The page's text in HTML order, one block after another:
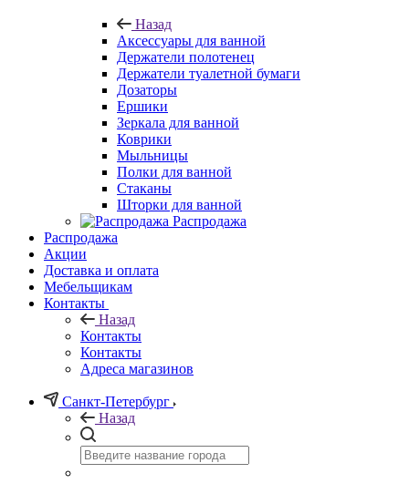
Назад
Аксессуары для ванной
Держатели полотенец
Держатели туалетной бумаги
Дозаторы
Ершики
Зеркала для ванной
Коврики
Мыльницы
Полки для ванной
Стаканы
Шторки для ванной
Распродажа
Распродажа
Акции
Доставка и оплата
Мебельщикам
Контакты
Назад
Контакты
Контакты
Адреса магазинов
Санкт-Петербург
Назад